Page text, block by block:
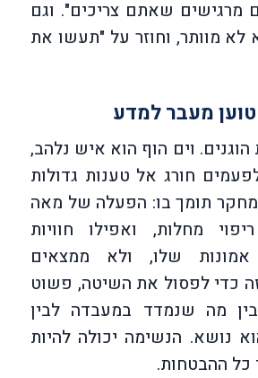
מרגישים שאתם צריכים". וגם
לא מוותר, וחוזר על "תעשו את
מעבר למדע
וים הוף הוא איש נלהב,
חורג אל טענות גדולות
תומך בו: הפעלה של מאה
מחלות, ואפילו חוויות
אמונות שלו, ולא ממצאים
כדי לפסול את השיטה, פשוט
מה שנמדד במעבדה לבין
נושא. הנשימה יכולה להיות
כל ההבטחות.